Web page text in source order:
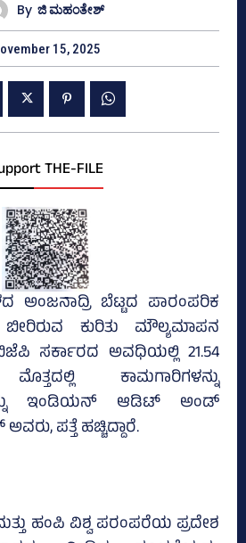
By ಜಿ ಮಹಂತೇಶ್
15, 2025
THE-FILE
ಅಂಜನಾದ್ರಿ ಬೆಟ್ಟದ ಪಾರಂಪರಿಕ
ಕುರಿತು ಮೌಲ್ಯಮಾಪನ
ಸರ್ಕಾರದ ಅವಧಿಯಲ್ಲಿ 21.54
ಕಾಮಗಾರಿಗಳನ್ನು
ಇಂಡಿಯನ್ ಆಡಿಟ್‌ ಅಂಡ್‌
ಪತ್ತೆ ಹಚ್ಚಿದ್ದಾರೆ.
ಹಂಪಿ ವಿಶ್ವ ಪರಂಪರೆಯ ಪ್ರದೇಶ